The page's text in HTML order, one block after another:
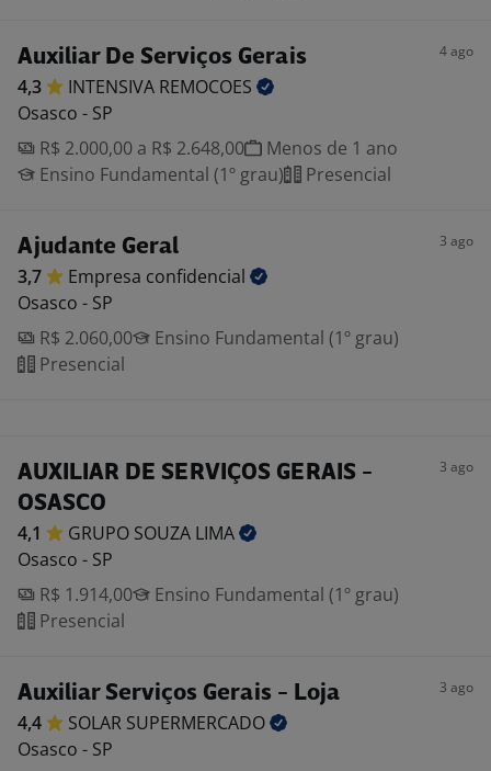
Auxiliar De Serviços Gerais 4 ago
4,3 INTENSIVA REMOCOES
Osasco - SP
R$ 2.000,00 a R$ 2.648,00
Menos de 1 ano
Ensino Fundamental (1º grau)
Presencial
Ajudante Geral 3 ago
3,7 Empresa confidencial
Osasco - SP
R$ 2.060,00
Ensino Fundamental (1º grau)
Presencial
AUXILIAR DE SERVIÇOS GERAIS -
OSASCO
3 ago
4,1 GRUPO SOUZA LIMA
Osasco - SP
R$ 1.914,00
Ensino Fundamental (1º grau)
Presencial
Auxiliar Serviços Gerais - Loja 3 ago
4,4 SOLAR SUPERMERCADO
Osasco - SP